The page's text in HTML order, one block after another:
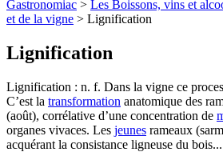
Gastronomiac > Les Boissons, vins et
et de la vigne > Lignification
Lignification
Lignification : n. f. Dans la vigne ce
C’est la transformation anatomique des
(août), corrélative d’une concentration de
organes vivaces. Les jeunes rameaux
acquérant la consistance ligneuse du